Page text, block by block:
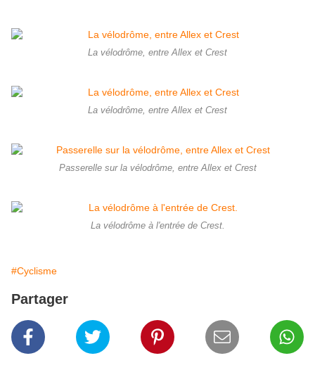
La vélodrôme, entre Allex et Crest
La vélodrôme, entre Allex et Crest
Passerelle sur la vélodrôme, entre Allex et Crest
La vélodrôme à l'entrée de Crest.
#Cyclisme
Partager